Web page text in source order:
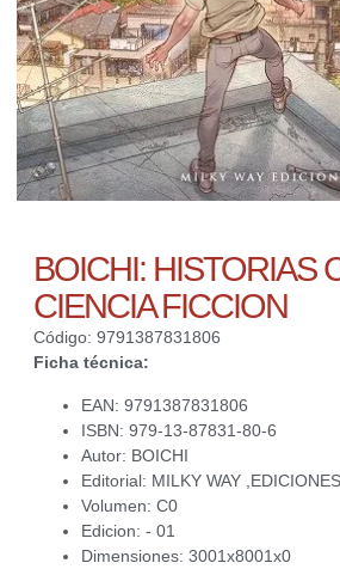
BOICHI: HISTORIAS
CIENCIA FICCION
Código: 9791387831806
Ficha técnica:
EAN: 9791387831806
ISBN: 979-13-87831-80-6
Autor: BOICHI
Editorial: MILKY WAY ,EDICIONES
Volumen: C0
Edicion: - 01
Dimensiones: 3001x8001x0